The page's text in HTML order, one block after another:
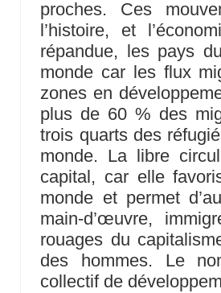
proches. Ces
l’histoire, et
répandue, les pays
monde car les flux
zones en
plus de 60 % des
trois quarts des
monde. La libre
capital, car elle
monde et permet
main-d’œuvre,
rouages du
des hommes. Le
collectif de